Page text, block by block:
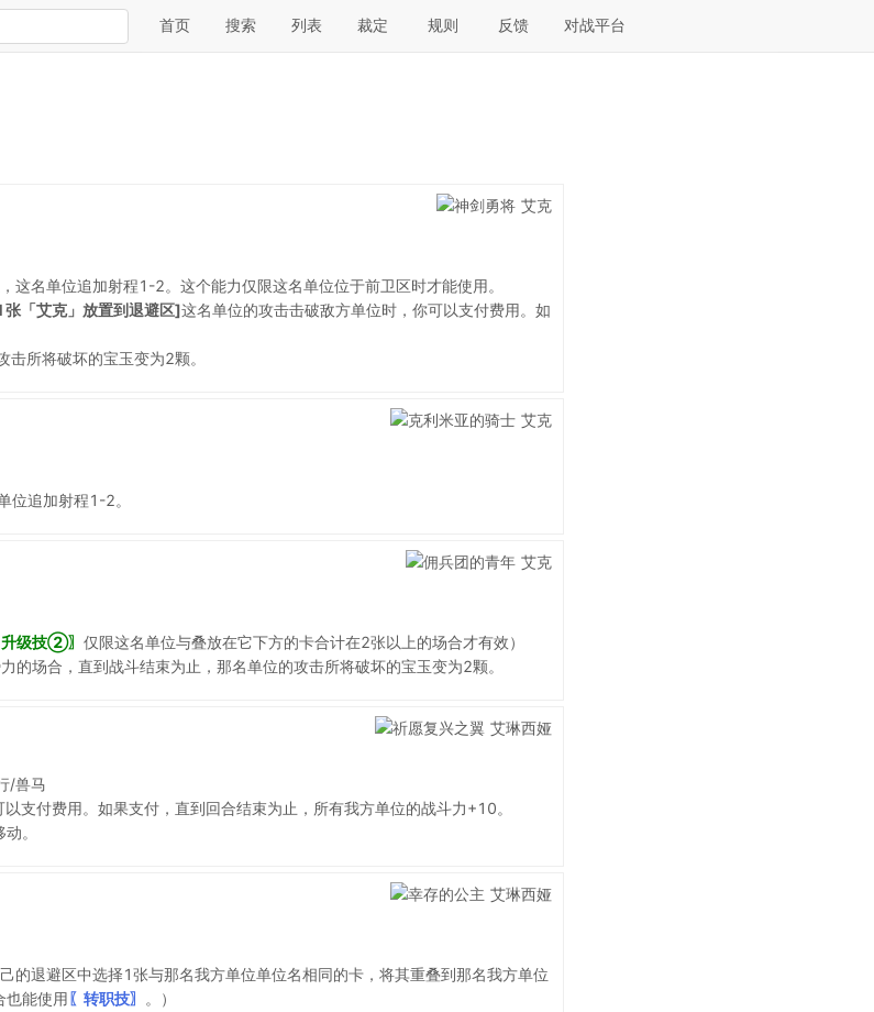
首页 搜索 列表 裁定 规则 反馈 对战平台
这名单位追加射程1-2。这个能力仅限这名单位位于前卫区时才能使用。
「艾克」放置到退避区]这名单位的攻击击破敌方单位时，你可以支付费用。如
所将破坏的宝玉变为2颗。
位追加射程1-2。
升级技②〗 仅限这名单位与叠放在它下方的卡合计在2张以上的场合才有效）
的场合，直到战斗结束为止，那名单位的攻击所将破坏的宝玉变为2颗。
/兽马
支付费用。如果支付，直到回合结束为止，所有我方单位的战斗力+10。
。
的退避区中选择1张与那名我方单位单位名相同的卡，将其重叠到那名我方单位
也能使用 〖转职技〗
。）